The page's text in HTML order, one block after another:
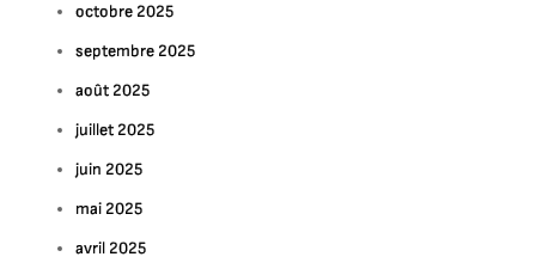
octobre 2025
septembre 2025
août 2025
juillet 2025
juin 2025
mai 2025
avril 2025